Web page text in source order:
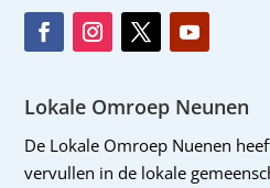
Lokale Omroep Neunen
De Lokale Omroep Nuenen
vervullen in de lokale